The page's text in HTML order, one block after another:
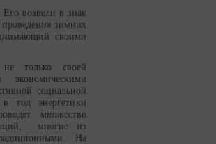
возвели в знак
проведения зимних
своими
не только своей
социальной
год энергетики
множество
многие из
На